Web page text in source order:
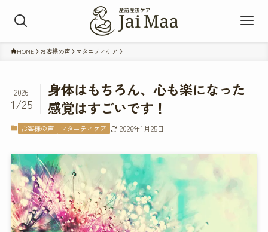
HOME お客様の声 マタニティケア
身体はもちろん、心も楽になった
感覚はすごいです！
2026
1/25
お客様の声 マタニティケア 2026年1月25日